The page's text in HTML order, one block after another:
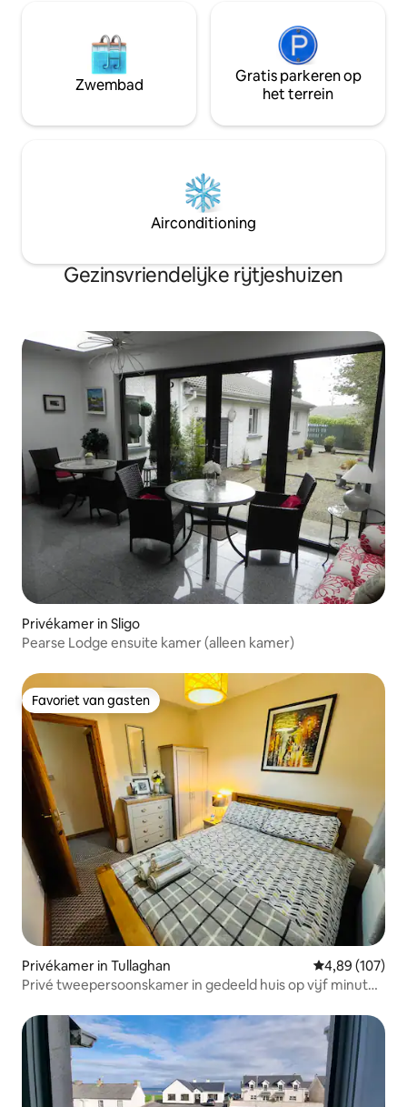
Zwembad
Gratis parkeren op
het terrein
Airconditioning
Gezinsvriendelijke rijtjeshuizen
Privékamer in Sligo
Pearse Lodge ensuite kamer (alleen kamer)
Favoriet van gasten
Favoriet van gasten
Privékamer in Tullaghan Gemiddelde
4,89 (107)
Privé tweepersoonskamer in gedeeld huis op vijf minuten